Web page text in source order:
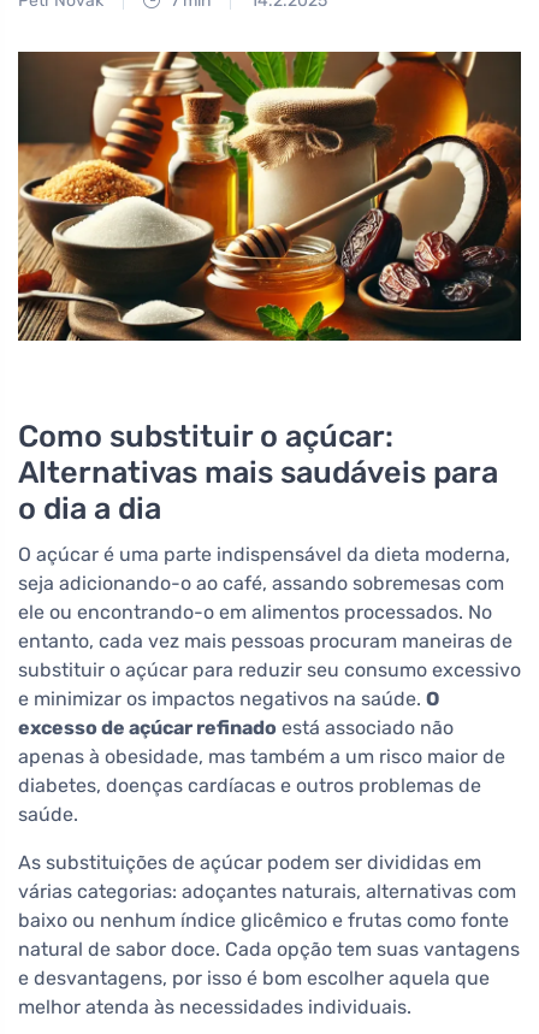
Como substituir o açúcar:
Alternativas mais saudáveis para
o dia a dia
O açúcar é uma parte indispensável da dieta moderna,
seja adicionando-o ao café, assando sobremesas com
ele ou encontrando-o em alimentos processados. No
entanto, cada vez mais pessoas procuram maneiras de
substituir o açúcar para reduzir seu consumo excessivo
e minimizar os impactos negativos na saúde. O
excesso de açúcar refinado está associado não
apenas à obesidade, mas também a um risco maior de
diabetes, doenças cardíacas e outros problemas de
saúde.
As substituições de açúcar podem ser divididas em
várias categorias: adoçantes naturais, alternativas com
baixo ou nenhum índice glicêmico e frutas como fonte
natural de sabor doce. Cada opção tem suas vantagens
e desvantagens, por isso é bom escolher aquela que
melhor atenda às necessidades individuais.